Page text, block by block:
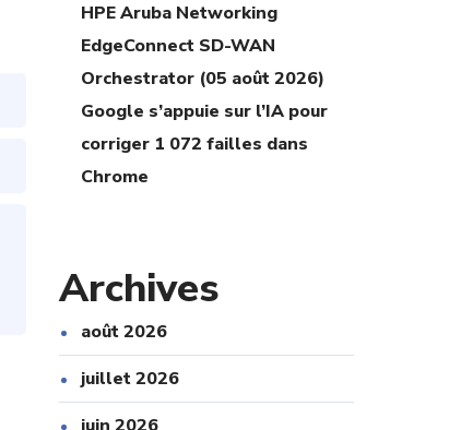
HPE Aruba Networking
EdgeConnect SD-WAN
Orchestrator (05 août 2026)
Google s’appuie sur l’IA pour
corriger 1 072 failles dans
Chrome
Archives
août 2026
juillet 2026